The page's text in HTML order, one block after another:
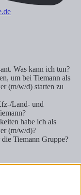
Was kann ich tun?
um bei Tiemann als
(m/w/d) starten zu
Land- und
habe ich als
(m/w/d)?
Tiemann Gruppe?